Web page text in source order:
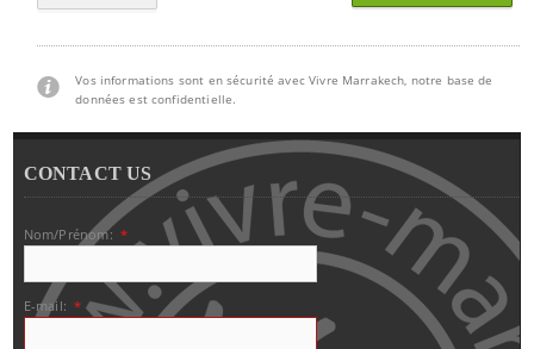
Vos informations sont en sécurité avec Vivre Marrakech, notre base de
données est confidentielle.
CONTACT US
Nom/Prénom: *
E-mail: *